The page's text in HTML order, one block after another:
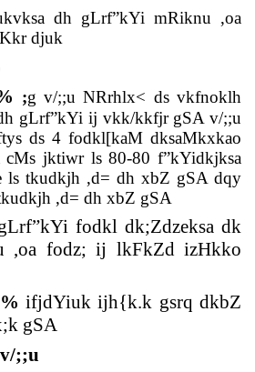
dh gLrf”kYi mRiknu ,oa
djuk
;g v/;;u NRrhlx< ds vkfnoklh
gLrf”kYi ij vkk/kkfjr gSA v/;;u
ds 4 fodkl[kaM dksaMkxkao
cMs jktiwr ls 80-80 f”kYidkjksa
ls tkudkjh ,d= dh xbZ gSA dqy
,d= dh xbZ gSA
fodkl dk;Zdzeksa dk
,oa fodz; ij lkFkZd izHkko
ifjdYiuk ijh{k.k gsrq dkbZ
gSA
;;u